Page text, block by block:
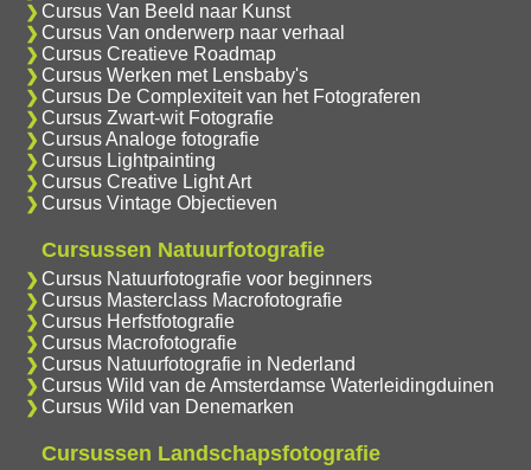
Cursus Van Beeld naar Kunst
Cursus Van onderwerp naar verhaal
Cursus Creatieve Roadmap
Cursus Werken met Lensbaby's
Cursus De Complexiteit van het Fotograferen
Cursus Zwart-wit Fotografie
Cursus Analoge fotografie
Cursus Lightpainting
Cursus Creative Light Art
Cursus Vintage Objectieven
Cursussen Natuurfotografie
Cursus Natuurfotografie voor beginners
Cursus Masterclass Macrofotografie
Cursus Herfstfotografie
Cursus Macrofotografie
Cursus Natuurfotografie in Nederland
Cursus Wild van de Amsterdamse Waterleidingduinen
Cursus Wild van Denemarken
Cursussen Landschapsfotografie